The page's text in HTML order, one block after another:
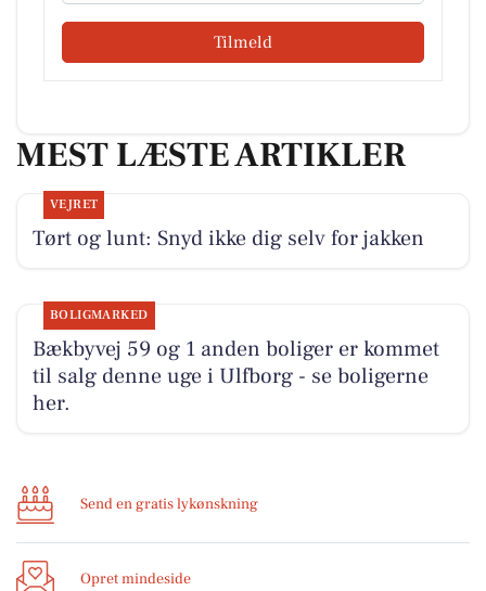
Tilmeld
MEST LÆSTE ARTIKLER
VEJRET
Tørt og lunt: Snyd ikke dig selv for jakken
BOLIGMARKED
Bækbyvej 59 og 1 anden boliger er kommet
til salg denne uge i Ulfborg - se boligerne
her.
Send en gratis lykønskning
Opret mindeside